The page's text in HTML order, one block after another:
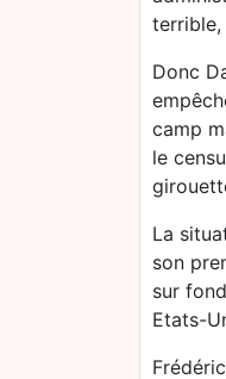
terrible,
Donc
camp
le
La
son
sur
Etats-